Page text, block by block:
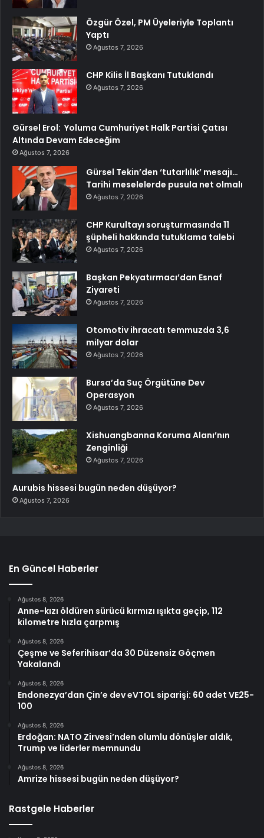
Özgür Özel, PM Üyeleriyle Toplantı
Yaptı
Ağustos 7, 2026
CHP Kilis İl Başkanı Tutuklandı
Ağustos 7, 2026
Gürsel Erol: Yoluma Cumhuriyet Halk Partisi Çatısı
Altında Devam Edeceğim
Ağustos 7, 2026
Gürsel Tekin’den ‘tutarlılık’ mesajı…
Tarihi meselelerde pusula net olmalı
Ağustos 7, 2026
CHP Kurultayı soruşturmasında 11
şüpheli hakkında tutuklama talebi
Ağustos 7, 2026
Başkan Pekyatırmacı’dan Esnaf
Ziyareti
Ağustos 7, 2026
Otomotiv ihracatı temmuzda 3,6
milyar dolar
Ağustos 7, 2026
Bursa’da Suç Örgütüne Dev
Operasyon
Ağustos 7, 2026
Xishuangbanna Koruma Alanı’nın
Zenginliği
Ağustos 7, 2026
Aurubis hissesi bugün neden düşüyor?
Ağustos 7, 2026
En Güncel Haberler
Ağustos 8, 2026
Anne-kızı öldüren sürücü kırmızı ışıkta geçip, 112
kilometre hızla çarpmış
Ağustos 8, 2026
Çeşme ve Seferihisar’da 30 Düzensiz Göçmen
Yakalandı
Ağustos 8, 2026
Endonezya’dan Çin’e dev eVTOL siparişi: 60 adet VE25-
100
Ağustos 8, 2026
Erdoğan: NATO Zirvesi’nden olumlu dönüşler aldık,
Trump ve liderler memnundu
Ağustos 8, 2026
Amrize hissesi bugün neden düşüyor?
Rastgele Haberler